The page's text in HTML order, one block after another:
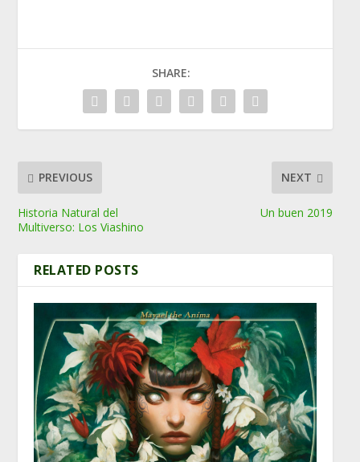
SHARE:
PREVIOUS
Historia Natural del
Multiverso: Los Viashino
NEXT
Un buen 2019
RELATED POSTS